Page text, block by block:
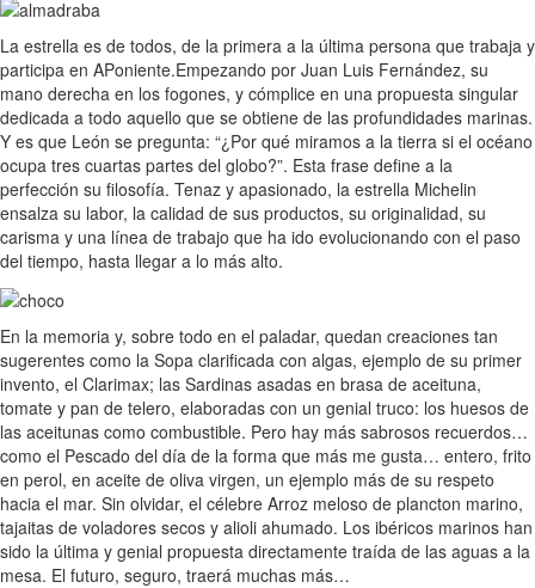
La estrella es de todos, de la primera a la última persona que trabaja y
participa en APoniente.Empezando por Juan Luis Fernández, su
mano derecha en los fogones, y cómplice en una propuesta singular
dedicada a todo aquello que se obtiene de las profundidades marinas.
Y es que León se pregunta: “¿Por qué miramos a la tierra si el océano
ocupa tres cuartas partes del globo?”. Esta frase define a la
perfección su filosofía. Tenaz y apasionado, la estrella Michelin
ensalza su labor, la calidad de sus productos, su originalidad, su
carisma y una línea de trabajo que ha ido evolucionando con el paso
del tiempo, hasta llegar a lo más alto.
En la memoria y, sobre todo en el paladar, quedan creaciones tan
sugerentes como la Sopa clarificada con algas, ejemplo de su primer
invento, el Clarimax; las Sardinas asadas en brasa de aceituna,
tomate y pan de telero, elaboradas con un genial truco: los huesos de
las aceitunas como combustible. Pero hay más sabrosos recuerdos…
como el Pescado del día de la forma que más me gusta… entero, frito
en perol, en aceite de oliva virgen, un ejemplo más de su respeto
hacia el mar. Sin olvidar, el célebre Arroz meloso de plancton marino,
tajaitas de voladores secos y alioli ahumado. Los ibéricos marinos han
sido la última y genial propuesta directamente traída de las aguas a la
mesa. El futuro, seguro, traerá muchas más…